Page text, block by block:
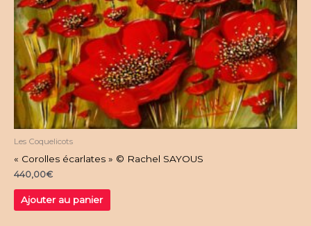
Les Coquelicots
« Corolles écarlates » © Rachel SAYOUS
440,00€
Ajouter au panier